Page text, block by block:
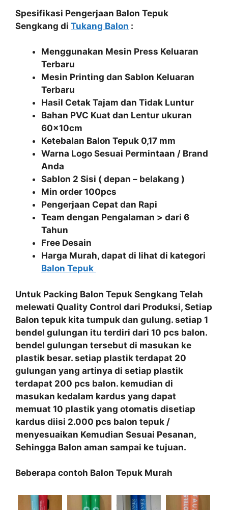
Spesifikasi Pengerjaan Balon Tepuk
Sengkang di Tukang Balon :
Menggunakan Mesin Press Keluaran
Terbaru
Mesin Printing dan Sablon Keluaran
Terbaru
Hasil Cetak Tajam dan Tidak Luntur
Bahan PVC Kuat dan Lentur ukuran
60x10cm
Ketebalan Balon Tepuk 0,17 mm
Warna Logo Sesuai Permintaan / Brand
Anda
Sablon 2 Sisi ( depan – belakang )
Min order 100pcs
Pengerjaan Cepat dan Rapi
Team dengan Pengalaman > dari 6
Tahun
Free Desain
Harga Murah, dapat di lihat di kategori
Balon Tepuk
Untuk Packing Balon Tepuk Sengkang Telah
melewati Quality Control dari Produksi, Setiap
Balon tepuk kita tumpuk dan gulung. setiap 1
bendel gulungan itu terdiri dari 10 pcs balon.
bendel gulungan tersebut di masukan ke
plastik besar. setiap plastik terdapat 20
gulungan yang artinya di setiap plastik
terdapat 200 pcs balon. kemudian di
masukan kedalam kardus yang dapat
memuat 10 plastik yang otomatis disetiap
kardus diisi 2.000 pcs balon tepuk /
menyesuaikan Kemudian Sesuai Pesanan,
Sehingga Balon aman sampai ke tujuan.
Beberapa contoh Balon Tepuk Murah